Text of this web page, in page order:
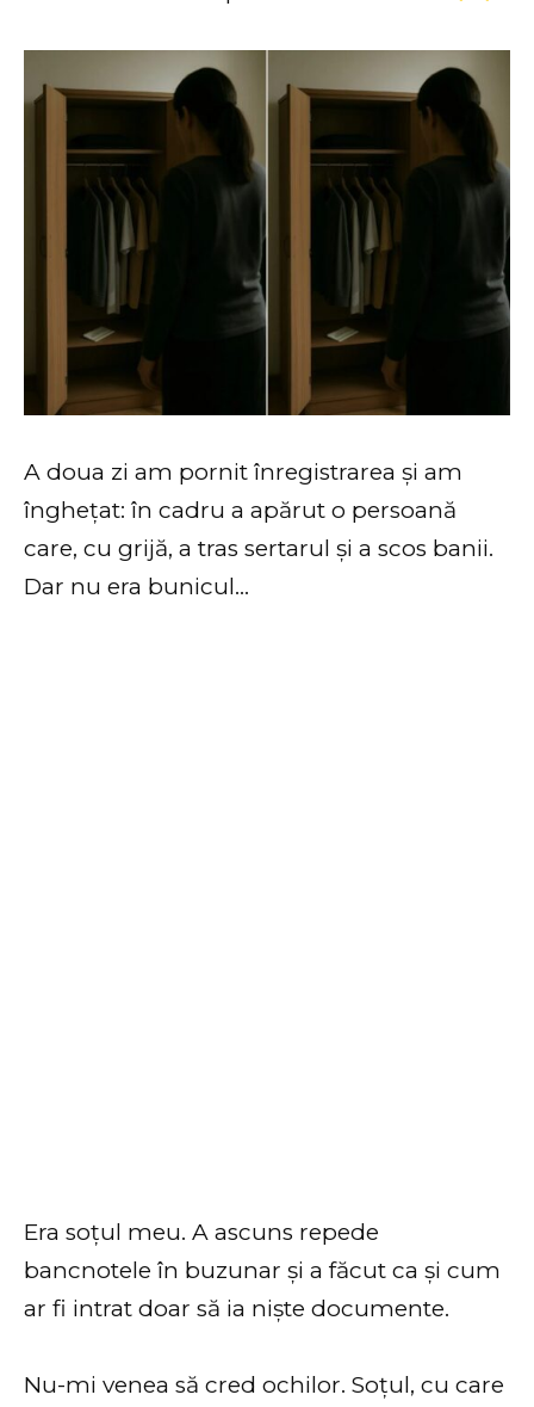
A doua zi am pornit înregistrarea și am
înghețat: în cadru a apărut o persoană
care, cu grijă, a tras sertarul și a scos banii.
Dar nu era bunicul…
Era soțul meu. A ascuns repede
bancnotele în buzunar și a făcut ca și cum
ar fi intrat doar să ia niște documente.
Nu-mi venea să cred ochilor. Soțul, cu care